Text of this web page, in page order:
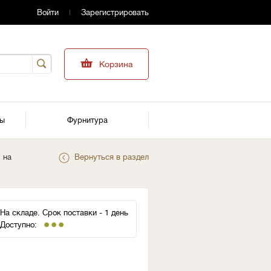
Войти Зарегистрировать
Корзина
Фурнитура
на Вернуться в раздел
На складе. Срок поставки - 1 день
Доступно: